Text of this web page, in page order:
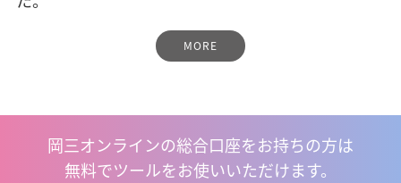
MORE
岡三オンラインの総合口座をお持ちの方は
無料でツールをお使いいただけます。